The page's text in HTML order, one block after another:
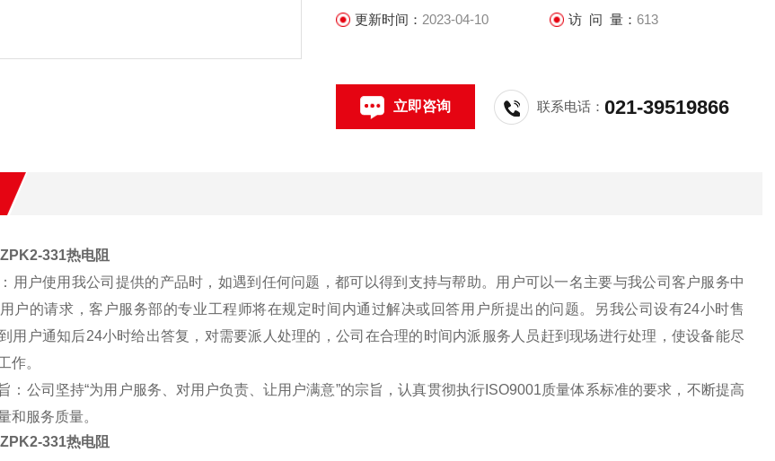
更新时间： 2023-04-10 访 问 量： 613
立即咨询 联系电话：021-39519866
331热电阻
用户使用我公司提供的产品时，如遇到任何问题，都可以得到支持与帮助。用户可以一名主要与我公司客户服务中
户的请求，客户服务部的专业工程师将在规定时间内通过解决或回答用户所提出的问题。另我公司设有24小时售
用户通知后24小时给出答复，对需要派人处理的，公司在合理的时间内派服务人员赶到现场进行处理，使设备能尽
作。
：公司坚持“为用户服务、对用户负责、让用户满意”的宗旨，认真贯彻执行ISO9001质量体系标准的要求，不断提高
和服务质量。
331热电阻